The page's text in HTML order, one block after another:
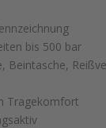
bis 500 bar
Beintasche,
Tragekomfort